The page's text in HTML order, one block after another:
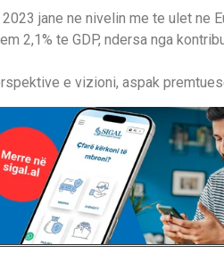
jane ne nivelin me te ulet ne
2,1% te GDP, ndersa nga
e vizioni, aspak